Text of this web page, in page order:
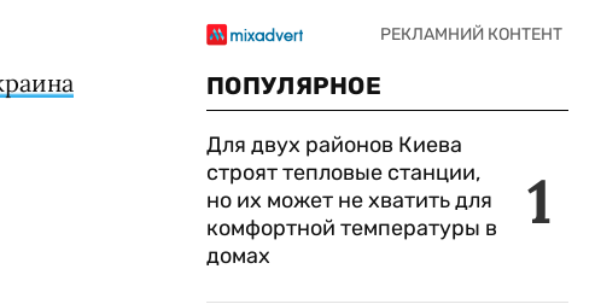
ПОПУЛЯРНОЕ
1
Для двух районов Киева
строят тепловые станции,
но их может не хватить для
комфортной температуры в
домах